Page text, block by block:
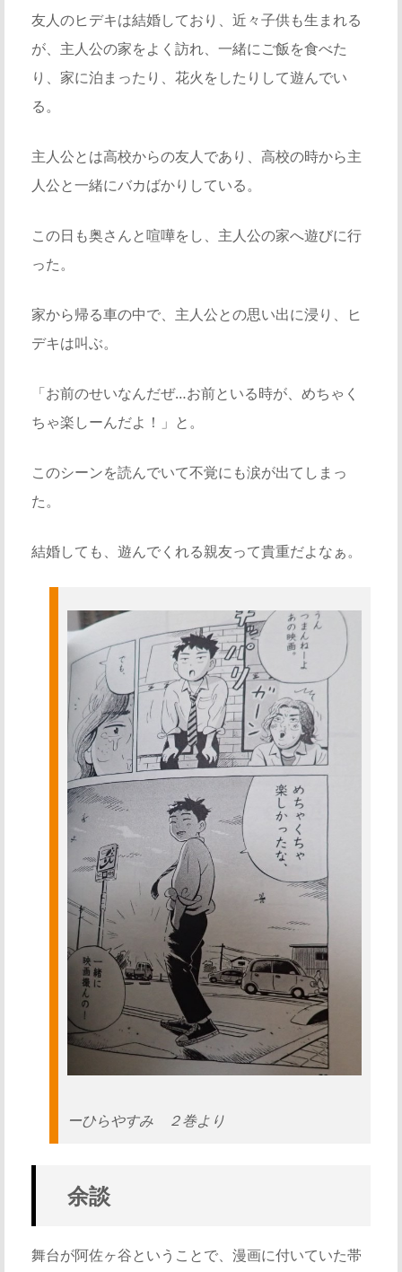
友人のヒデキは結婚しており、近々子供も生まれる
が、主人公の家をよく訪れ、一緒にご飯を食べた
り、家に泊まったり、花火をしたりして遊んでい
る。
主人公とは高校からの友人であり、高校の時から主
人公と一緒にバカばかりしている。
この日も奥さんと喧嘩をし、主人公の家へ遊びに行
った。
家から帰る車の中で、主人公との思い出に浸り、ヒ
デキは叫ぶ。
「お前のせいなんだぜ…お前といる時が、めちゃく
ちゃ楽しーんだよ！」と。
このシーンを読んでいて不覚にも涙が出てしまっ
た。
結婚しても、遊んでくれる親友って貴重だよなぁ。
ーひらやすみ ２巻より
余談
舞台が阿佐ヶ谷ということで、漫画に付いていた帯